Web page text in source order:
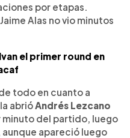
por etapas.
Alas no vio minutos
el primer round en
todo en cuanto a
abrió Andrés Lezcano
minuto del partido, luego
apareció luego